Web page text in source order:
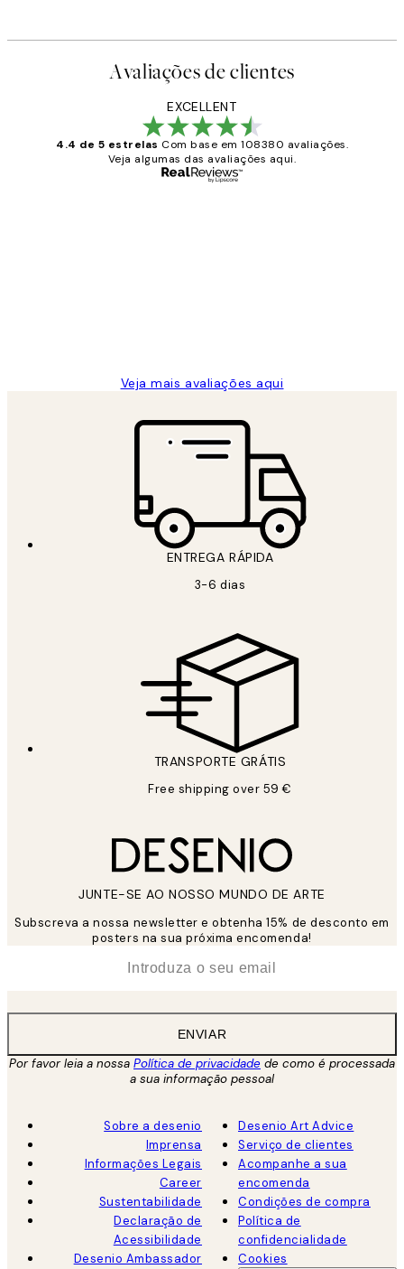
Avaliações de clientes
EXCELLENT
4.4 de 5 estrelas Com base em 108380 avaliações.
Veja algumas das avaliações aqui.
Veja mais avaliações aqui
ENTREGA RÁPIDA
3-6 dias
TRANSPORTE GRÁTIS
Free shipping over 59 €
JUNTE-SE AO NOSSO MUNDO DE ARTE
Subscreva a nossa newsletter e obtenha 15% de desconto em
posters na sua próxima encomenda!
ENVIAR
Por favor leia a nossa Política de privacidade de como é processada
a sua informação pessoal
Sobre a desenio
Imprensa
Informações Legais
Career
Sustentabilidade
Declaração de
Acessibilidade
Desenio Ambassador
Desenio Art Advice
Serviço de clientes
Acompanhe a sua
encomenda
Condições de compra
Política de
confidencialidade
Cookies